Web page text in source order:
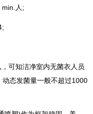
人;
可知洁净室内无菌衣人员
态发菌量一般不超过1000